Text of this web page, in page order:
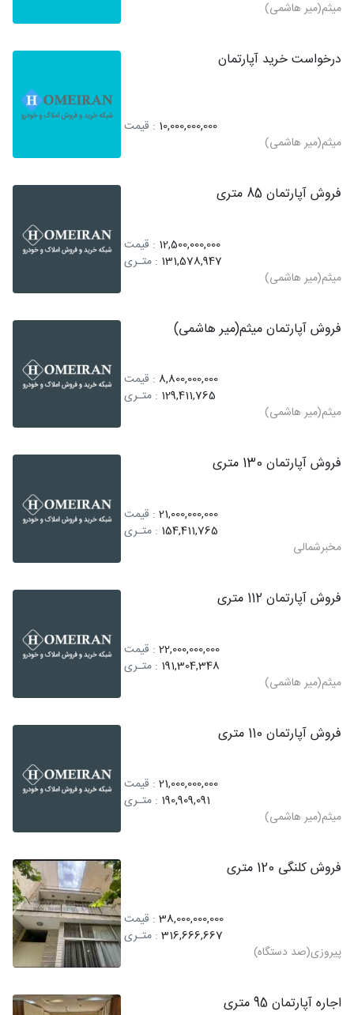
میثم(میر هاشمی)
درخواست خرید آپارتمان
10,000,000,000 : قیمت
میثم(میر هاشمی)
فروش آپارتمان 85 متری
12,500,000,000 : قیمت
131,578,947 : متـری
میثم(میر هاشمی)
فروش آپارتمان میثم(میر هاشمی)
8,800,000,000 : قیمت
129,411,765 : متـری
میثم(میر هاشمی)
فروش آپارتمان 130 متری
21,000,000,000 : قیمت
154,411,765 : متـری
مخبرشمالی
فروش آپارتمان 112 متری
22,000,000,000 : قیمت
191,304,348 : متـری
میثم(میر هاشمی)
فروش آپارتمان 110 متری
21,000,000,000 : قیمت
190,909,091 : متـری
میثم(میر هاشمی)
فروش کلنگی 120 متری
38,000,000,000 : قیمت
316,666,667 : متـری
پیروزی(صد دستگاه)
اجاره آپارتمان 95 متری